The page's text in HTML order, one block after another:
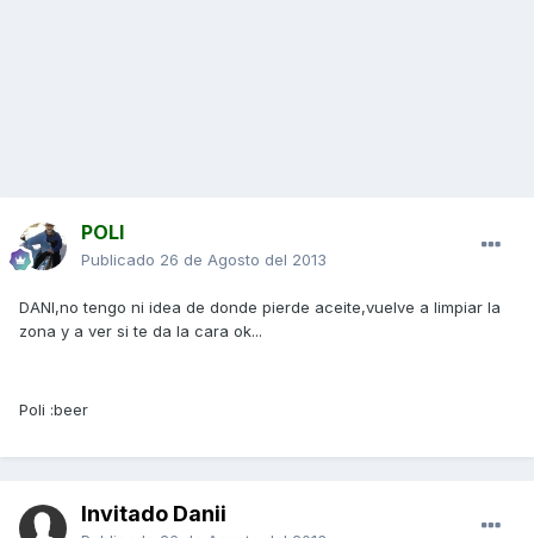
POLI
Publicado 26 de Agosto del 2013
DANI,no tengo ni idea de donde pierde aceite,vuelve a limpiar la
zona y a ver si te da la cara ok...
Poli :beer
Invitado Danii